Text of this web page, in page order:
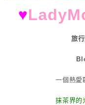
♥
旅
一個熱愛
抹茶界的